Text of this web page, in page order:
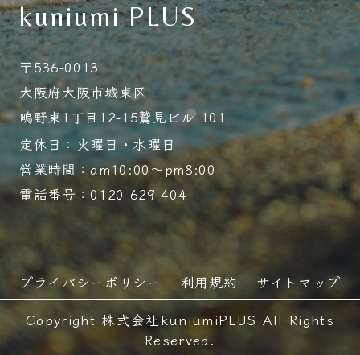
kuniumi PLUS
〒536-0013
大阪府大阪市城東区
鴫野東1丁目12-15鷲見ビル 101
定休日：火曜日・水曜日
営業時間：am10:00～pm8:00
電話番号：0120-629-404
プライバシーポリシー 利用規約
サイトマップ
Copyright 株式会社kuniumiPLUS All Rights
Reserved.